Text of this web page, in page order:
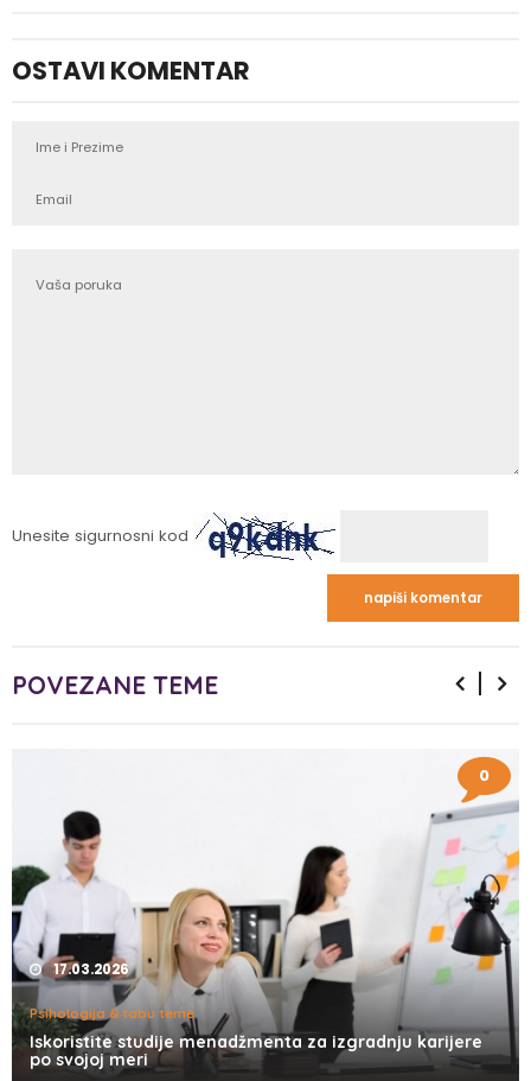
OSTAVI KOMENTAR
Unesite sigurnosni kod
POVEZANE TEME
0
17.03.2026
Psihologija & tabu teme
Iskoristite studije menadžmenta za izgradnju karijere
po svojoj meri